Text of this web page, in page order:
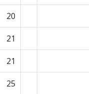
20
21
21
25